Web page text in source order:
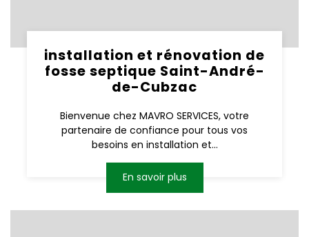
installation et rénovation de
fosse septique Saint-André-
de-Cubzac
Bienvenue chez MAVRO SERVICES, votre
partenaire de confiance pour tous vos
besoins en installation et...
En savoir plus